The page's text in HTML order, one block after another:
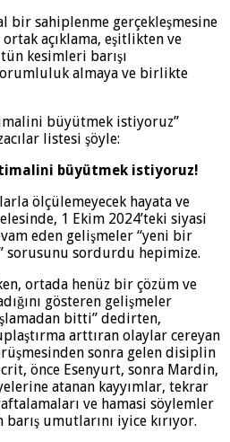
bir sahiplenme gerçekleşmesine
açıklama, eşitlikten ve
kesimleri barışı
almaya ve birlikte
büyütmek istiyoruz”
listesi şöyle:
büyütmek istiyoruz!
ölçülemeyecek hayata ve
1 Ekim 2024’teki siyasi
eden gelişmeler “yeni bir
sorusunu sordurdu hepimize.
ortada henüz bir çözüm ve
gösteren gelişmeler
bitti” dedirten,
arttıran olaylar cereyan
sonra gelen disiplin
önce Esenyurt, sonra Mardin,
atanan kayyımlar, tekrar
ve hamasi söylemler
umutlarını iyice kırıyor.